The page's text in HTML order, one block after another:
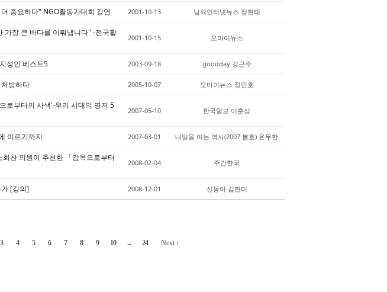
중요하다" NGO활동가대회 강연 2001-10-13 남해인터넷뉴스 정현태
가장 큰 바다를 이뤄냅니다" -전국활
2001-10-15 오마이뉴스
성인 베스트5 2003-09-18 goodday 강근주
방하다 2005-10-07 오마이뉴스 정민호
로부터의 사색'-우리 시대의 명저 5
2007-05-10 한국일보 이훈성
이르기까지 2007-03-01 내일을 여는 역사(2007 봄호) 윤무한
찬 의원이 추천한 「감옥으로부터
2008-02-04 주간한국
[강의] 2008-12-01 신동아 김현미
3 4 5 6 7 8 9 10 ... 24 Next ›